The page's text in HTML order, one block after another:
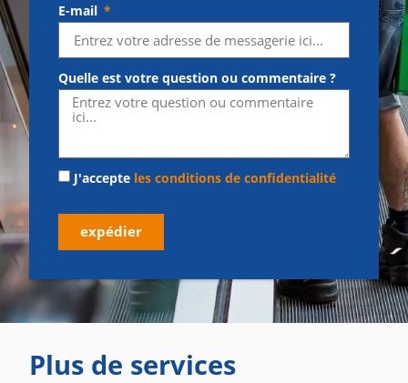
E-mail
Quelle est votre question ou commentaire ?
J'accepte les conditions de confidentialité
expédier
Plus de services